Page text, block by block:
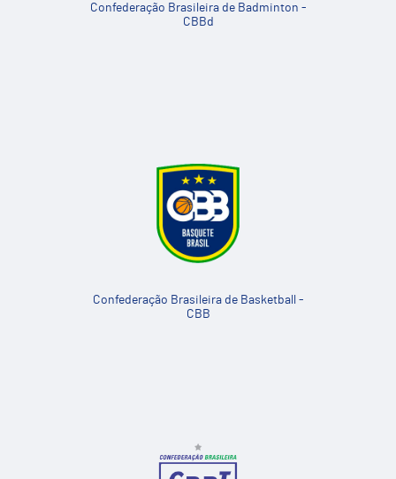
Confederação Brasileira de Badminton -
CBBd
Confederação Brasileira de Basketball -
CBB